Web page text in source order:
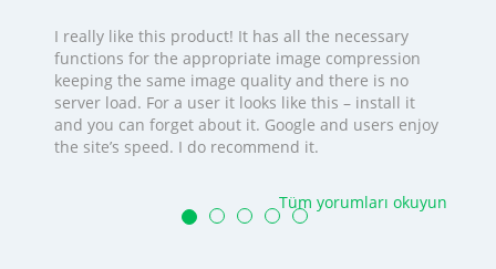
I really like this product! It has all the necessary
functions for the appropriate image compression
keeping the same image quality and there is no
server load. For a user it looks like this – install it
and you can forget about it. Google and users enjoy
the site’s speed. I do recommend it.
Tüm yorumları okuyun